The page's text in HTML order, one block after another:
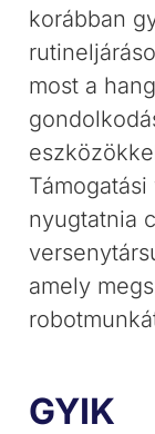
korábban
most a
nyugtatnia
amely
GYIK